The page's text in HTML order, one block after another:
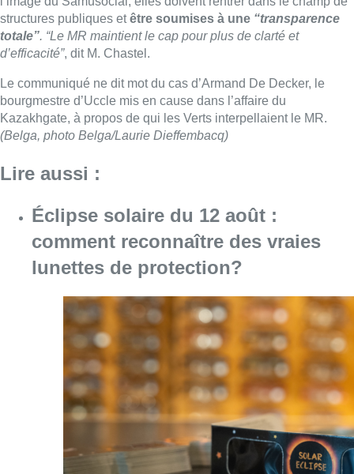
structures publiques etêtre soumises à une “transparence
totale”. “Le MR maintient le cap pour plus de clarté et
d’efficacité”, dit M. Chastel.
Le communiqué ne dit mot du cas d’Armand De Decker, le
bourgmestre d’Uccle mis en cause dans l’affaire du
Kazakhgate, à propos de qui les Verts interpellaient le MR.
(Belga, photo Belga/Laurie Dieffembacq)
Lire aussi :
Éclipse solaire du 12 août :
comment reconnaître des vraies
lunettes de protection?